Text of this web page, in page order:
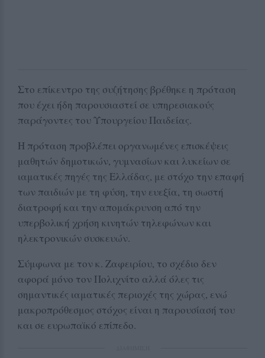
Στο επίκεντρο της συζήτησης βρέθηκε η πρόταση
που έχει ήδη παρουσιαστεί σε υπηρεσιακούς
παράγοντες του Υπουργείου Παιδείας.
Η πρόταση προβλέπει οργανωμένες επισκέψεις
μαθητών δημοτικών, γυμνασίων και λυκείων σε
ιαματικές πηγές της Ελλάδας, με στόχο την επαφή
των παιδιών με τη φύση, την ευεξία, τη σωστή
διατροφή και την απομάκρυνση από την
υπερβολική χρήση κινητών τηλεφώνων και
ηλεκτρονικών συσκευών.
Σύμφωνα με τον κ. Ζαφειρίου, το σχέδιο δεν
αφορά μόνο τον Πολιχνίτο αλλά όλες τις
σημαντικές ιαματικές περιοχές της χώρας, ενώ
μακροπρόθεσμος στόχος είναι η παρουσίασή του
και σε ευρωπαϊκό επίπεδο.